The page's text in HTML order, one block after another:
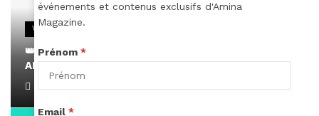
VIDEOS
👑 Remerciements à Ayden pour son message sur
AMINA, le Magazine de la Femme
événements et contenus exclusifs d'Amina
Magazine.
Prénom *
Email *